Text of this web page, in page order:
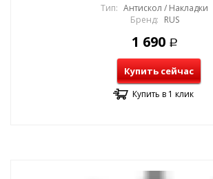
Тип: Антискол / Накладки
Бренд: RUS
1 690 Р
Купить сейчас
Купить в 1 клик